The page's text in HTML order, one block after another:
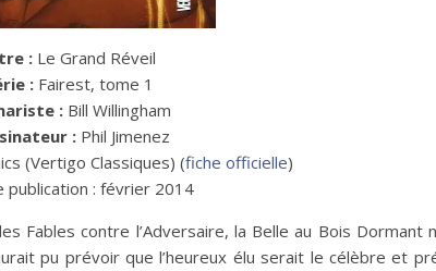
: Le Grand Réveil
: Fairest, tome 1
: Bill Willingham
: Phil Jimenez
(Vertigo Classiques) (fiche officielle)
publication : février 2014
contre l’Adversaire, la Belle au Bois Dormant
pu prévoir que l’heureux élu serait le célèbre et